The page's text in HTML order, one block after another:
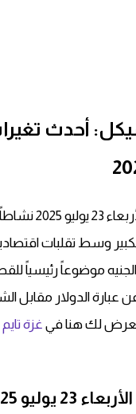
أحدث
تشهد أسواق
وسط تقلبات
موضوعاً رئيسياً
عبارة الدولار مقابل
لك هنا في غزة تايم
2025